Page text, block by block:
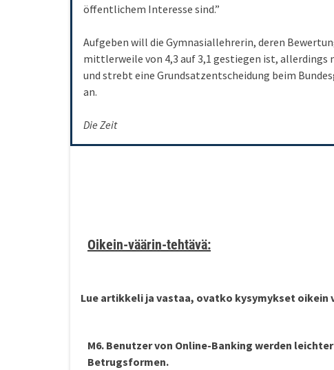
öffentlichem Interesse sind.”
Aufgeben will die Gymnasiallehrerin, deren
mittlerweile von 4,3 auf 3,1 gestiegen ist, allerdings
und strebt eine Grundsatzentscheidung beim
an.
Die Zeit
Oikein-väärin-tehtävä:
Lue artikkeli ja vastaa, ovatko kysymykset oikein
M6. Benutzer von Online-Banking werden
Betrugsformen.